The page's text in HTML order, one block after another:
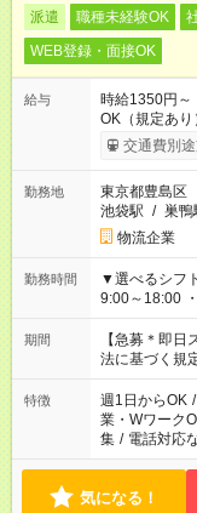
派遣 職種未経験OK
WEB登録・面接OK
給与
時給1350円
OK（規定あり
交通費別
勤務地
東京都豊島区
池袋駅 / 巣鴨
物流企業
勤務時間
▼選べるシフトいろいろ！ ・
9:00～18:00
・22:00～翌6:00 など 上記以外の時
あなたの希望
期間
【急募＊即
法に基づく規
特徴 週1日からOK /
業・Wワーク
集 / 電話対応
気になる！